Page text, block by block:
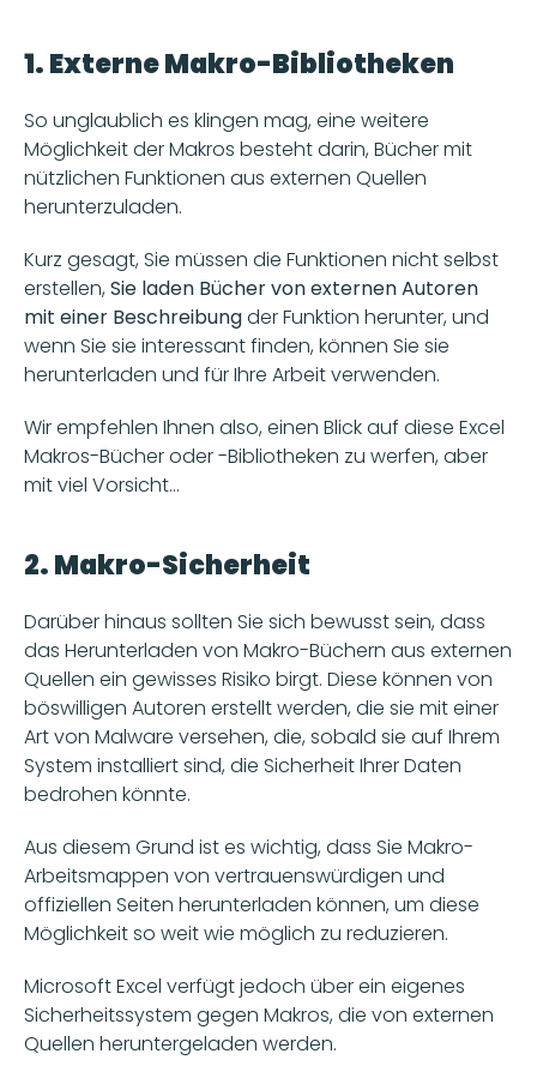
1. Externe Makro-Bibliotheken
So unglaublich es klingen mag, eine weitere
Möglichkeit der Makros besteht darin, Bücher mit
nützlichen Funktionen aus externen Quellen
herunterzuladen.
Kurz gesagt, Sie müssen die Funktionen nicht selbst
erstellen, Sie laden Bücher von externen Autoren
mit einer Beschreibung der Funktion herunter, und
wenn Sie sie interessant finden, können Sie sie
herunterladen und für Ihre Arbeit verwenden.
Wir empfehlen Ihnen also, einen Blick auf diese Excel
Makros-Bücher oder -Bibliotheken zu werfen, aber
mit viel Vorsicht...
2. Makro-Sicherheit
Darüber hinaus sollten Sie sich bewusst sein, dass
das Herunterladen von Makro-Büchern aus externen
Quellen ein gewisses Risiko birgt. Diese können von
böswilligen Autoren erstellt werden, die sie mit einer
Art von Malware versehen, die, sobald sie auf Ihrem
System installiert sind, die Sicherheit Ihrer Daten
bedrohen könnte.
Aus diesem Grund ist es wichtig, dass Sie Makro-
Arbeitsmappen von vertrauenswürdigen und
offiziellen Seiten herunterladen können, um diese
Möglichkeit so weit wie möglich zu reduzieren.
Microsoft Excel verfügt jedoch über ein eigenes
Sicherheitssystem gegen Makros, die von externen
Quellen heruntergeladen werden.